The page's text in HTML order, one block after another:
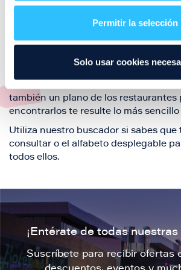
Permitir la selección
Solo usar cookies
también de nuestra oferta de ocio y
tu visita.
El este directorio de restaurantes de
también un plano de los restaurantes
encontrarlos te resulte lo más sencillo
Utiliza nuestro buscador si sabes que
consultar o el alfabeto desplegable
todos ellos.
¡Entérate de todas
Suscríbete para recibir ofertas